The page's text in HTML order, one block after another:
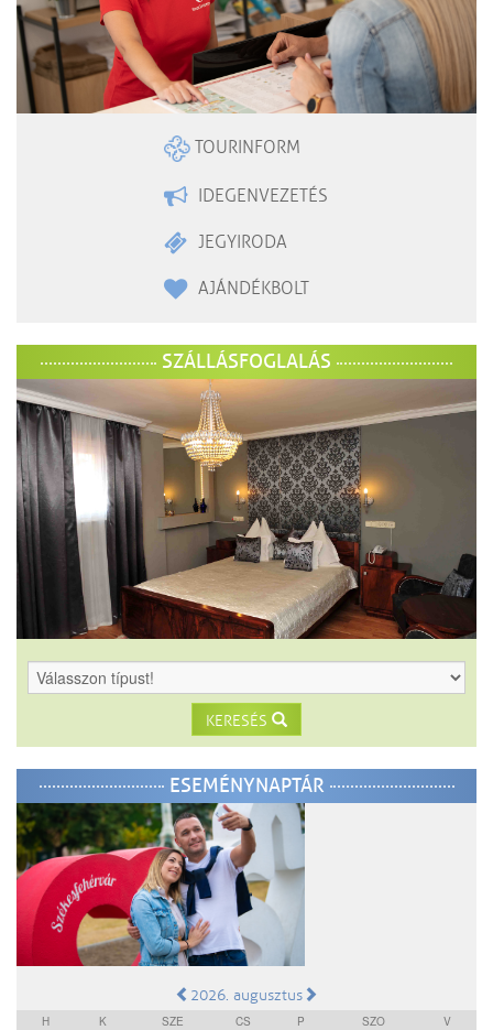
TOURINFORM
IDEGENVEZETÉS
JEGYIRODA
AJÁNDÉKBOLT
SZÁLLÁSFOGLALÁS
KERESÉS
ESEMÉNYNAPTÁR
2026. augusztus
H K SZE CS P SZO V